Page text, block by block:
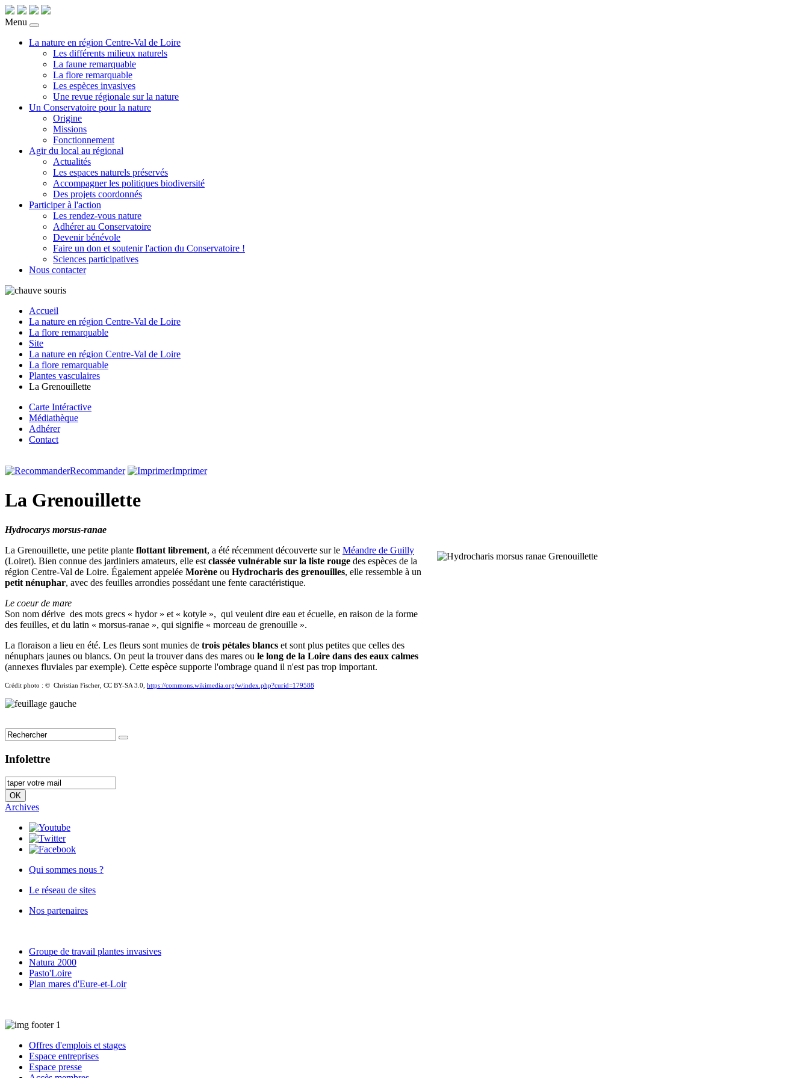
Menu
La nature en région Centre-Val de Loire
Les différents milieux naturels
La faune remarquable
La flore remarquable
Les espèces invasives
Une revue régionale sur la nature
Un Conservatoire pour la nature
Origine
Missions
Fonctionnement
Agir du local au régional
Actualités
Les espaces naturels préservés
Accompagner les politiques biodiversité
Des projets coordonnés
Participer à l'action
Les rendez-vous nature
Adhérer au Conservatoire
Devenir bénévole
Faire un don et soutenir l'action du Conservatoire !
Sciences participatives
Nous contacter
Accueil
La nature en région Centre-Val de Loire
La flore remarquable
Site
La nature en région Centre-Val de Loire
La flore remarquable
Plantes vasculaires
La Grenouillette
Carte Intéractive
Médiathèque
Adhérer
Contact
Recommander Imprimer
La Grenouillette
Hydrocarys morsus-ranae
La Grenouillette, une petite plante flottant librement, a été récemment découverte sur le Méandre de Guilly
(Loiret). Bien connue des jardiniers amateurs, elle est classée vulnérable sur la liste rouge des espèces de la
région Centre-Val de Loire. Également appelée Morène ou Hydrocharis des grenouilles, elle ressemble à un
petit nénuphar, avec des feuilles arrondies possédant une fente caractéristique.
Le coeur de mare
Son nom dérive des mots grecs « hydor » et « kotyle », qui veulent dire eau et écuelle, en raison de la forme
des feuilles, et du latin « morsus-ranae », qui signifie « morceau de grenouille ».
La floraison a lieu en été. Les fleurs sont munies de trois pétales blancs et sont plus petites que celles des
nénuphars jaunes ou blancs. On peut la trouver dans des mares ou le long de la Loire dans des eaux calmes
(annexes fluviales par exemple). Cette espèce supporte l'ombrage quand il n'est pas trop important.
Crédit photo : © Christian Fischer, CC BY-SA 3.0, https://commons.wikimedia.org/w/index.php?curid=179588
Infolettre
Archives
Qui sommes nous ?
Le réseau de sites
Nos partenaires
Groupe de travail plantes invasives
Natura 2000
Pasto'Loire
Plan mares d'Eure-et-Loir
Offres d'emplois et stages
Espace entreprises
Espace presse